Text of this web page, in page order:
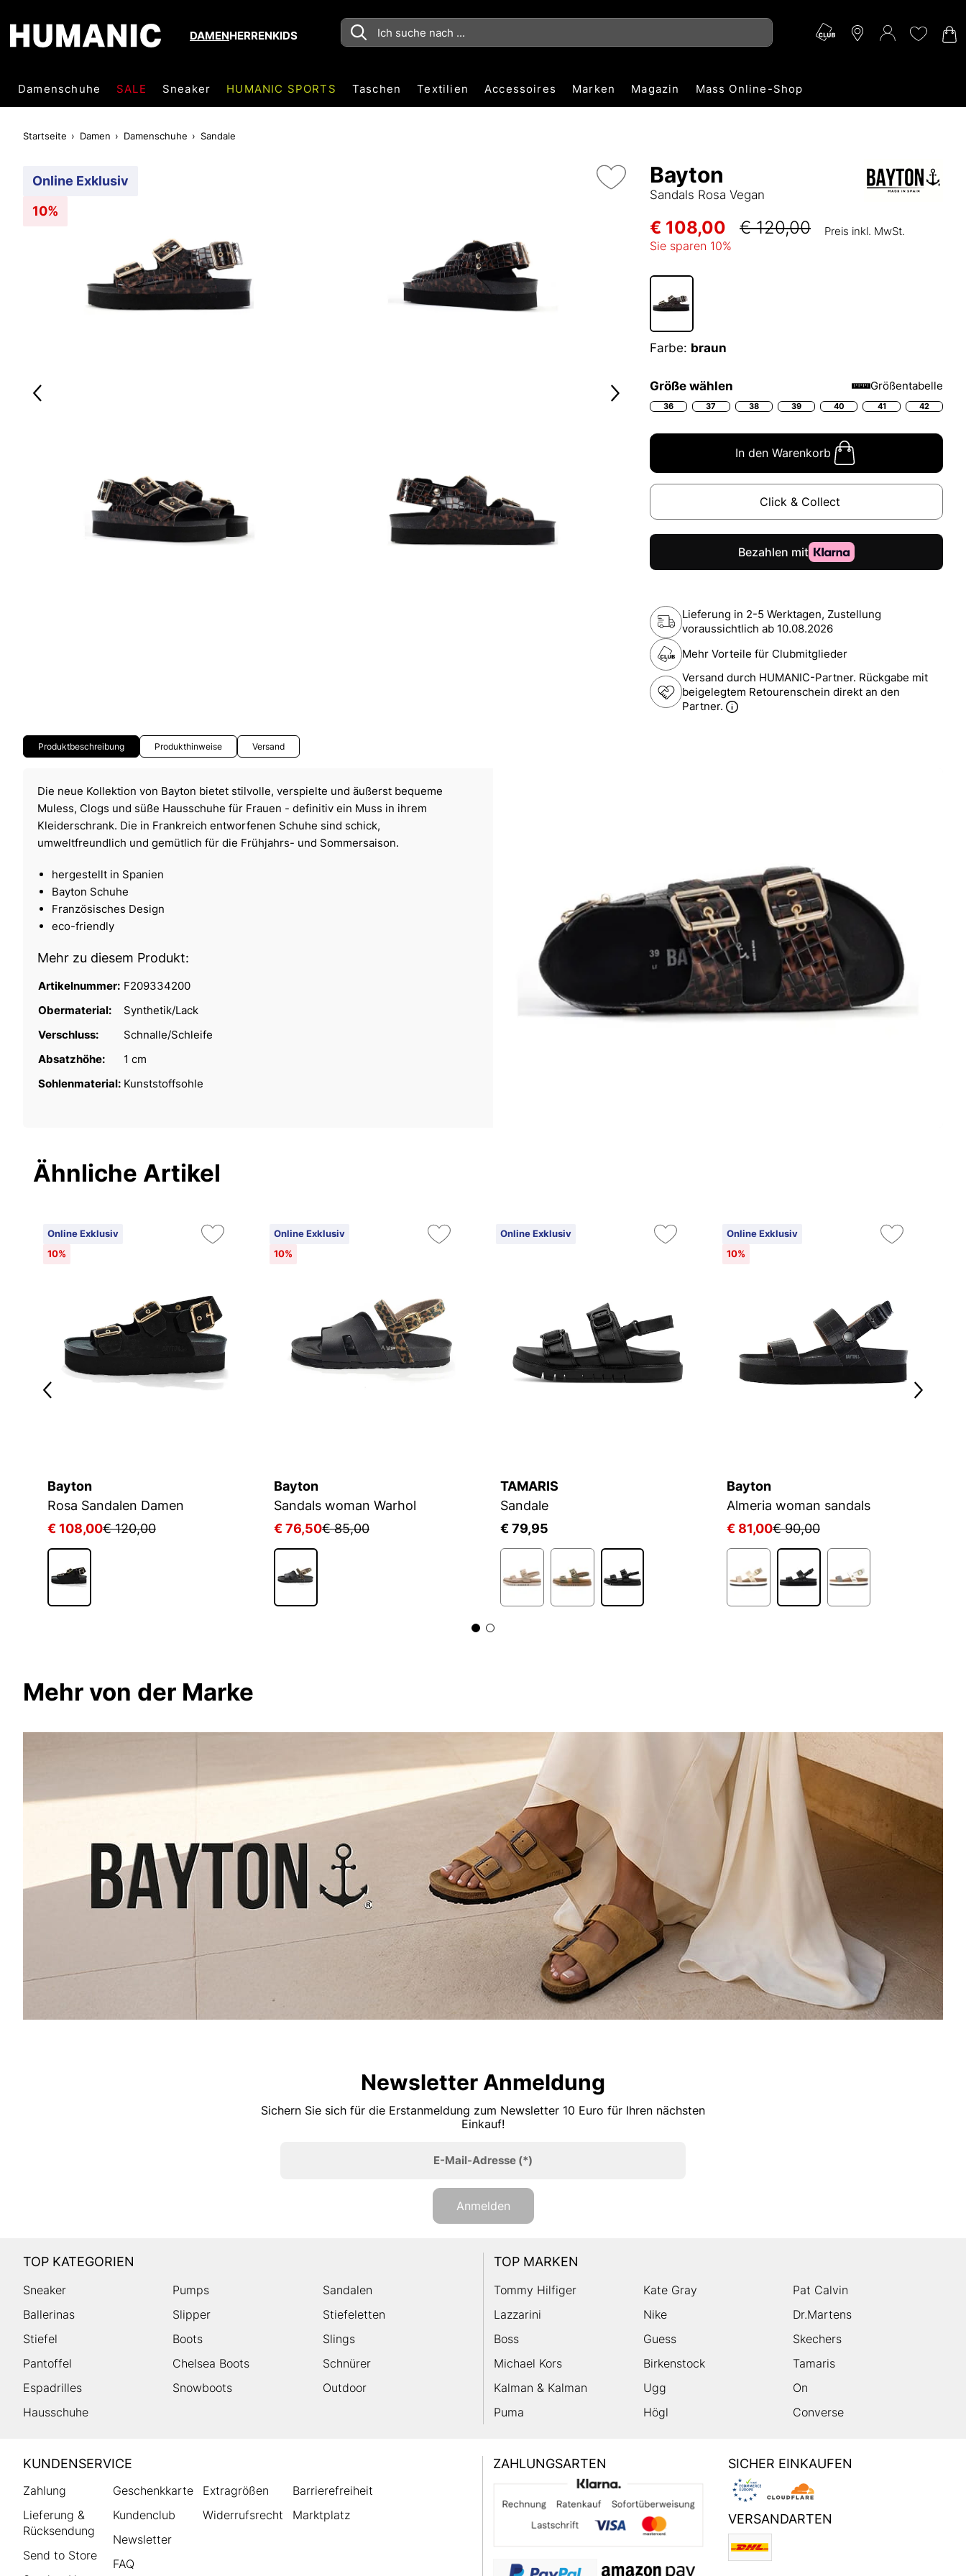
DAMENHERRENKIDS
Damenschuhe SALE Sneaker HUMANIC SPORTS Taschen Textilien Accessoires Marken Magazin Mass Online-Shop
Startseite Damen Damenschuhe Sandale
Online Exklusiv
10%
Bayton
Sandals Rosa Vegan
€ 108,00 € 120,00 Preis inkl. MwSt.
Sie sparen 10%
Farbe: braun
Größe wählen Größentabelle
36 37 38 39 40 41 42
In den Warenkorb
Click & Collect
Lieferung in 2-5 Werktagen, Zustellung
voraussichtlich ab 10.08.2026
Mehr Vorteile für Clubmitglieder
Versand durch HUMANIC-Partner. Rückgabe mit
beigelegtem Retourenschein direkt an den
Partner.
Produktbeschreibung Produkthinweise Versand
Die neue Kollektion von Bayton bietet stilvolle, verspielte und äußerst bequeme
Muless, Clogs und süße Hausschuhe für Frauen - definitiv ein Muss in ihrem
Kleiderschrank. Die in Frankreich entworfenen Schuhe sind schick,
umweltfreundlich und gemütlich für die Frühjahrs- und Sommersaison.
hergestellt in Spanien
Bayton Schuhe
Französisches Design
eco-friendly
Mehr zu diesem Produkt:
Artikelnummer: F209334200
Obermaterial:
Synthetik/Lack
Verschluss:
Schnalle/Schleife
Absatzhöhe:
1 cm
Sohlenmaterial: Kunststoffsohle
Ähnliche Artikel
Online Exklusiv
10%
Bayton
Rosa Sandalen Damen
€ 108,00€ 120,00
Online Exklusiv
10%
Bayton
Sandals woman Warhol
€ 76,50€ 85,00
Online Exklusiv
TAMARIS
Sandale
€ 79,95
Online Exklusiv
10%
Bayton
Almeria woman sandals
€ 81,00€ 90,00
Mehr von der Marke
Newsletter Anmeldung
Sichern Sie sich für die Erstanmeldung zum Newsletter 10 Euro für Ihren nächsten
Einkauf!
E-Mail-Adresse(*)
Anmelden
TOP KATEGORIEN
Sneaker Pumps
Sandalen
Ballerinas
Slipper
Stiefeletten
Stiefel
Boots
Slings
Pantoffel
Chelsea Boots
Schnürer
Espadrilles
Snowboots
Outdoor
Hausschuhe
TOP MARKEN
Tommy Hilfiger Kate Gray
Pat Calvin
Lazzarini
Nike
Dr.Martens
Boss
Guess
Skechers
Michael Kors
Birkenstock
Tamaris
Kalman & Kalman
Ugg
On
Puma
Högl Converse
HUMANIC
Footer
KUNDENSERVICE
Zahlung
Lieferung &
Rücksendung
Send to Store
Geschenkkarte
Kundenclub
Newsletter
FAQ
Extragrößen
Widerrufsrecht
Barrierefreiheit
Marktplatz
ZAHLUNGSARTEN SICHER EINKAUFEN
VERSANDARTEN